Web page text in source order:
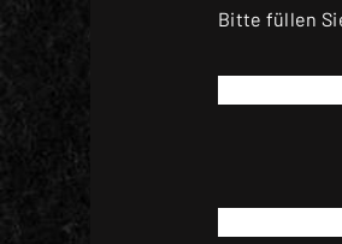
Bitte füllen